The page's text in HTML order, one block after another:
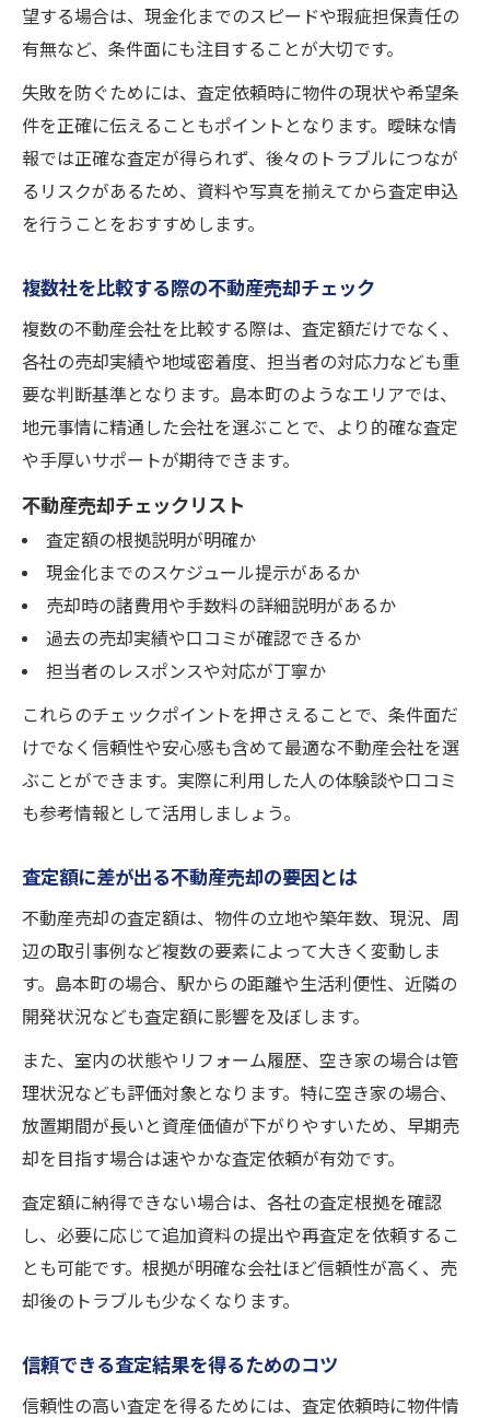
望する場合は、現金化までのスピードや瑕疵担保責任の
有無など、条件面にも注目することが大切です。
失敗を防ぐためには、査定依頼時に物件の現状や希望条
件を正確に伝えることもポイントとなります。曖昧な情
報では正確な査定が得られず、後々のトラブルにつなが
るリスクがあるため、資料や写真を揃えてから査定申込
を行うことをおすすめします。
複数社を比較する際の不動産売却チェック
複数の不動産会社を比較する際は、査定額だけでなく、
各社の売却実績や地域密着度、担当者の対応力なども重
要な判断基準となります。島本町のようなエリアでは、
地元事情に精通した会社を選ぶことで、より的確な査定
や手厚いサポートが期待できます。
不動産売却チェックリスト
査定額の根拠説明が明確か
現金化までのスケジュール提示があるか
売却時の諸費用や手数料の詳細説明があるか
過去の売却実績や口コミが確認できるか
担当者のレスポンスや対応が丁寧か
これらのチェックポイントを押さえることで、条件面だ
けでなく信頼性や安心感も含めて最適な不動産会社を選
ぶことができます。実際に利用した人の体験談や口コミ
も参考情報として活用しましょう。
査定額に差が出る不動産売却の要因とは
不動産売却の査定額は、物件の立地や築年数、現況、周
辺の取引事例など複数の要素によって大きく変動しま
す。島本町の場合、駅からの距離や生活利便性、近隣の
開発状況なども査定額に影響を及ぼします。
また、室内の状態やリフォーム履歴、空き家の場合は管
理状況なども評価対象となります。特に空き家の場合、
放置期間が長いと資産価値が下がりやすいため、早期売
却を目指す場合は速やかな査定依頼が有効です。
査定額に納得できない場合は、各社の査定根拠を確認
し、必要に応じて追加資料の提出や再査定を依頼するこ
とも可能です。根拠が明確な会社ほど信頼性が高く、売
却後のトラブルも少なくなります。
信頼できる査定結果を得るためのコツ
信頼性の高い査定を得るためには、査定依頼時に物件情